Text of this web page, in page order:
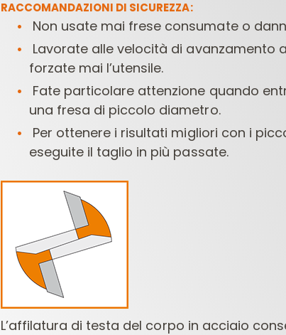
RACCOMANDAZIONI DI SICUREZZA:
Non usate mai frese consumate o
Lavorate alle velocità di avanzamento
forzate mai l’utensile.
Fate particolare attenzione quando
una fresa di piccolo diametro.
Per ottenere i risultati migliori con i
eseguite il taglio in più passate.
L’affilatura di testa del corpo in acciaio